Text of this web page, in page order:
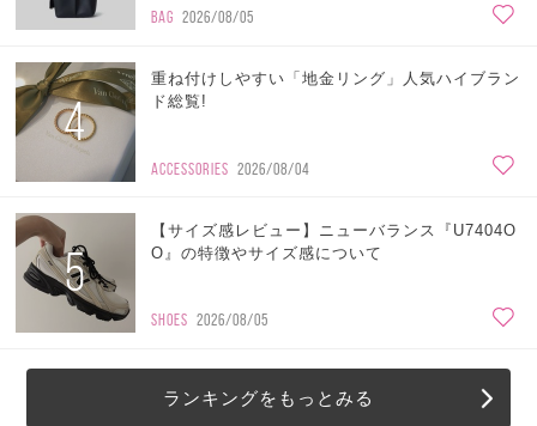
BAG 2026/08/05
4
重ね付けしやすい「地金リング」人気ハイブラン
ド総覧!
ACCESSORIES 2026/08/04
5
【サイズ感レビュー】ニューバランス『U7404O
O』の特徴やサイズ感について
SHOES 2026/08/05
ランキングをもっとみる